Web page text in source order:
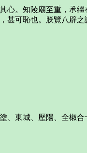
心。知陵廟至重，承繼
可恥也。朕覽八辟之
、東城、歷陽、全椒